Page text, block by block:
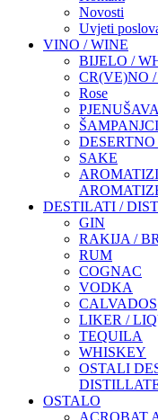
Novosti
Uvjeti
VINO / WINE
BIJELO /
CR(VE)NO
Rose
SAKE
DESTILATI /
GIN
RAKIJA /
RUM
COGNAC
VODKA
CALVADOS
LIKER /
TEQUILA
WHISKEY
OSTALI
OSTALO
ACROBAT